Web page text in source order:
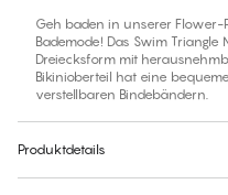
Geh baden in unserer
Bademode! Das Swim
Dreiecksform mit
Bikinioberteil hat eine
verstellbaren Bindebändern.
Produktdetails